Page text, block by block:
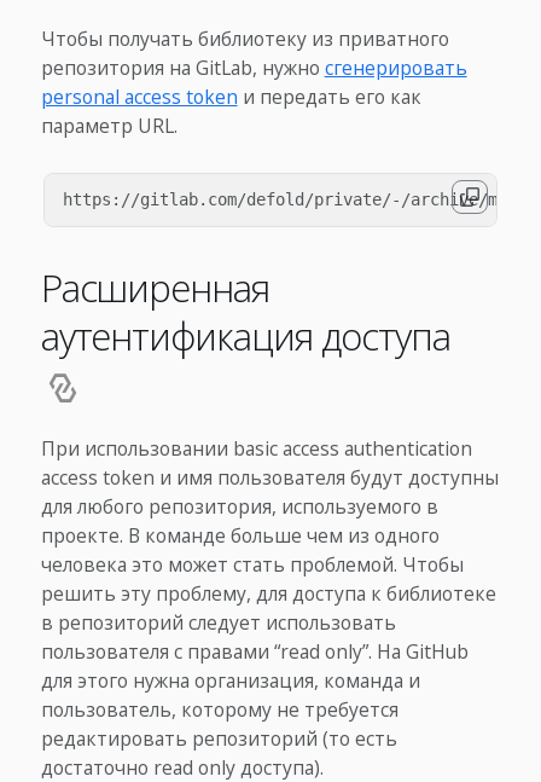
Чтобы получать библиотеку из приватного
репозитория на GitLab, нужно сгенерировать
personal access token и передать его как
параметр URL.
Расширенная
аутентификация доступа
При использовании basic access authentication
access token и имя пользователя будут доступны
для любого репозитория, используемого в
проекте. В команде больше чем из одного
человека это может стать проблемой. Чтобы
решить эту проблему, для доступа к библиотеке
в репозиторий следует использовать
пользователя с правами “read only”. На GitHub
для этого нужна организация, команда и
пользователь, которому не требуется
редактировать репозиторий (то есть
достаточно read only доступа).